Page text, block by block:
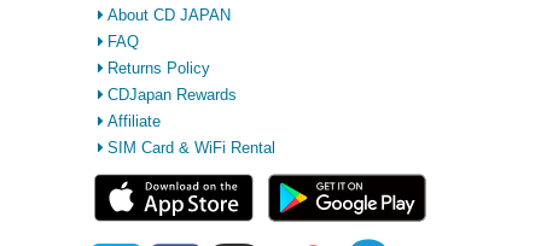
About CD JAPAN
FAQ
Returns Policy
CDJapan Rewards
Affiliate
SIM Card & WiFi Rental